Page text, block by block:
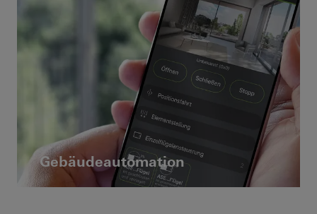
Gebäudeautomation